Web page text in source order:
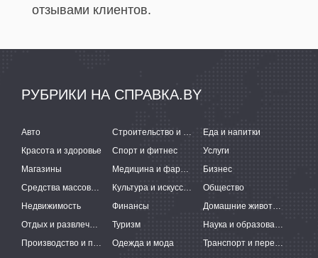
отзывами клиентов.
РУБРИКИ НА СПРАВКА.BY
Авто Строительство и ремонт
Еда и напитки
Красота и здоровье
Спорт и фитнес
Услуги
Магазины
Медицина и фармацевтика
Бизнес
Средства массовой информации
Культура и искусство
Общество
Недвижимость
Финансы
Домашние животные
Отдых и развлечения
Туризм
Наука и образование
Производство и поставки
Одежда и мода
Транспорт и перевозки